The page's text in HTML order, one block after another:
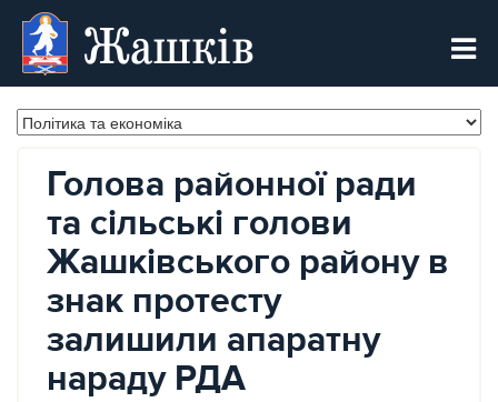
Жашків
Голова районної ради
та сільські голови
Жашківського району в
знак протесту
залишили апаратну
нараду РДА